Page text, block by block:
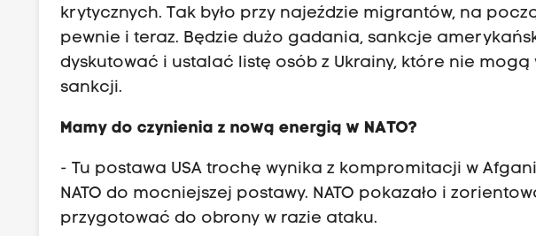
krytycznych. Tak było przy najeździe migrantów, na
pewnie i teraz. Będzie dużo gadania, sankcje
dyskutować i ustalać listę osób z Ukrainy, które nie
sankcji.
Mamy do czynienia z nową energią w NATO?
- Tu postawa USA trochę wynika z kompromitacji w
NATO do mocniejszej postawy. NATO pokazało i
przygotować do obrony w razie ataku.